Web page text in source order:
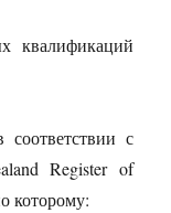
квалификаций
соответствии с
Register of
которому: